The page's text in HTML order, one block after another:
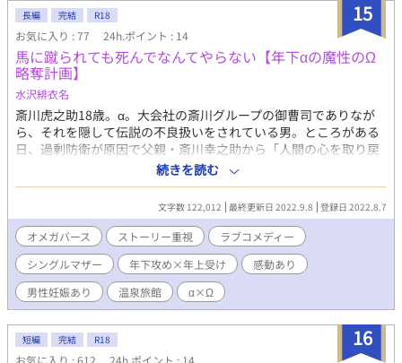
15
長編 完結 R18
お気に入り : 77 24h.ポイント : 14
馬に蹴られても死んでなんてやらない【年下αの魔性のΩ
略奪計画】
水沢緋衣名
斎川虎之助18歳。α。大会社の斎川グループの御曹司でありなが
ら、それを隠して伝説の不良扱いをされている男。ところがある
日、過剰防衛が原因で父親・斎川幸之助から「人間の心を取り戻
す迄は一人で生きていけ」と勘当を言い渡される。 けれど虎之助
の素行の悪さは有名で、都内では仕事が一切見付かれない状態で
あった。 血眼になって仕事を探していた虎之助は『嘉生館』とい
う旅館の住み込みのアルバイトを発見。 住み家も食事も提供され
る上に都内から離れられる旅館のバイトは、この時の虎之助には
とても都合がいい。 その仕事に乗った虎之助は、Ωなのにも関わ
らず嘉生館で女将として働く穂波操に出逢い………？？ 性
描写(挿入あり)☆ 今回は運命の番的な要素は無く、割とストレ
ートなオメガバースになります。 この物語はフィクションで
しまいましたが、楽しんでいただける方がおりましたら、何卒宜
しくお願い致します。
続きを読む
文字数 122,012 最終更新日 2022.9.8 登録日 2022.8.7
オメガバース ストーリー重視
ラブコメディー
シングルマザー
年下攻め×年上受け
感動あり
男性妊娠あり
温泉旅館 α×Ω
16
短編 完結 R18
お気に入り : 612 24h.ポイント : 14